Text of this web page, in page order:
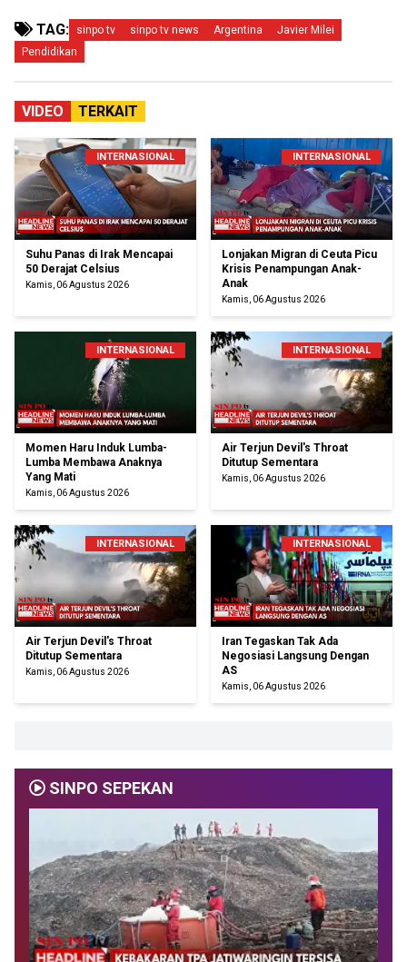
TAG: sinpo tv sinpo tv news Argentina
Javier Milei
Pendidikan
VIDEO TERKAIT
INTERNASIONAL
Suhu Panas di Irak Mencapai
50 Derajat Celsius
Kamis, 06 Agustus 2026
INTERNASIONAL
Lonjakan Migran di Ceuta Picu
Krisis Penampungan Anak-
Anak
Kamis, 06 Agustus 2026
INTERNASIONAL
Momen Haru Induk Lumba-
Lumba Membawa Anaknya
Yang Mati
Kamis, 06 Agustus 2026
INTERNASIONAL
Air Terjun Devil's Throat
Ditutup Sementara
Kamis, 06 Agustus 2026
INTERNASIONAL
Air Terjun Devil's Throat
Ditutup Sementara
Kamis, 06 Agustus 2026
INTERNASIONAL
Iran Tegaskan Tak Ada
Negosiasi Langsung Dengan
AS
Kamis, 06 Agustus 2026
SINPO SEPEKAN